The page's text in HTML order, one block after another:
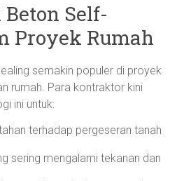
Self-
Proyek Rumah
semakin populer di proyek
rumah. Para kontraktor kini
ini untuk:
terhadap pergeseran tanah
sering mengalami tekanan dan